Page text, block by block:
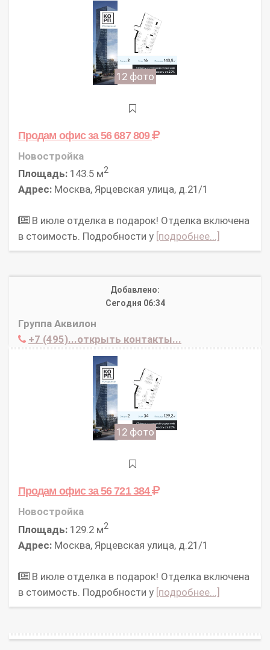
12 фото
Продам офисза 56 687 809
Новостройка
Площадь: 143.5 м2
Адрес: Москва, Ярцевская улица, д.21/1
В июле отделка в подарок! Отделка включена
в стоимость. Подробности у [подробнее...]
Добавлено:
Сегодня 06:34
Группа Аквилон
+7 (495)...открыть контакты...
12 фото
Продам офисза 56 721 384
Новостройка
Площадь: 129.2 м2
Адрес: Москва, Ярцевская улица, д.21/1
В июле отделка в подарок! Отделка включена
в стоимость. Подробности у [подробнее...]